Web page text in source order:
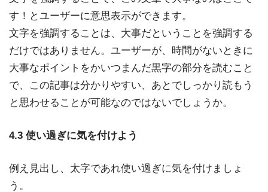
す！とユーザーに意思表示ができます。
文字を強調することは、大事だということを強調する
だけではありません。ユーザーが、時間がないときに
大事なポイントをかいつまんだ黒字の部分を読むこと
で、この記事は分かりやすい、あとでしっかり読もう
と思わせることが可能なのではないでしょうか。
4.3 使い過ぎに気を付けよう
例え見出し、太字であれ使い過ぎに気を付けましょ
う。